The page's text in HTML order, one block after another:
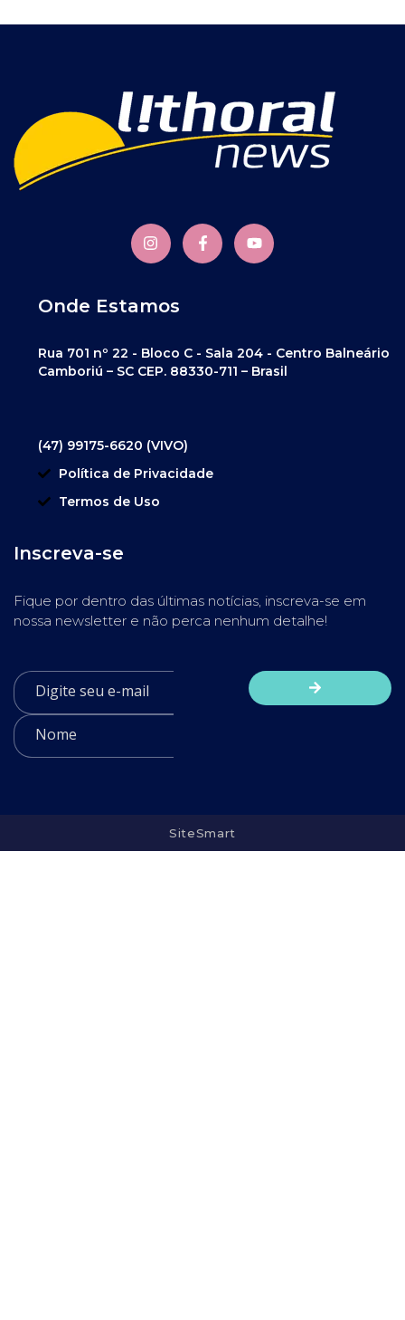
Onde Estamos
Rua 701 nº 22 - Bloco C - Sala 204 - Centro Balneário
Camboriú – SC CEP. 88330-711 – Brasil
(47) 99175-6620 (VIVO)
Política de Privacidade
Termos de Uso
Inscreva-se
Fique por dentro das últimas notícias, inscreva-se em
nossa newsletter e não perca nenhum detalhe!
SiteSmart